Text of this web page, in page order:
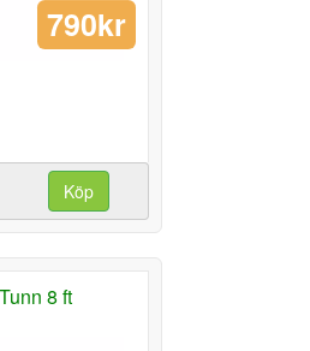
790kr
Köp
8 ft